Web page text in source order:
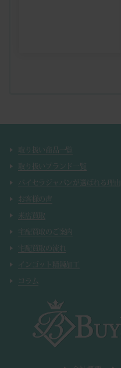
取り扱い商品一覧
取り扱いブランド一覧
バイセラジャパンが選ばれる理由
お客様の声
来店買取
宅配買取のご案内
宅配買取の流れ
インゴット精錬加工
コラム